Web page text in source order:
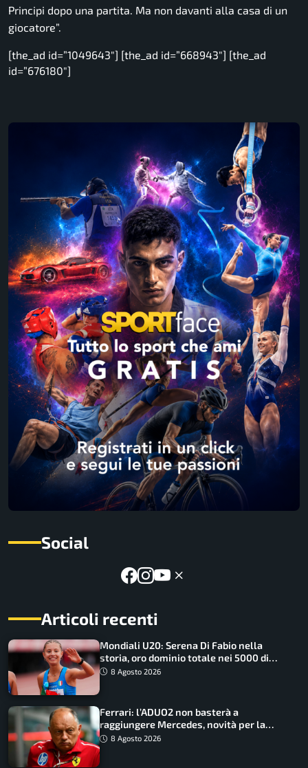
Principi dopo una partita. Ma non davanti alla casa di un
giocatore”.
[the_ad id=”1049643″] [the_ad id=”668943″] [the_ad
id=”676180″]
Social
Articoli recenti
Mondiali U20: Serena Di Fabio nella
storia, oro dominio totale nei 5000 di
marcia
8 Agosto 2026
Ferrari: l’ADUO2 non basterà a
raggiungere Mercedes, novità per la
Macarena
8 Agosto 2026